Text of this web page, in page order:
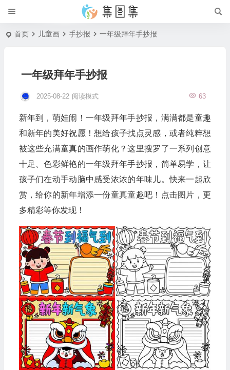
首页 儿童画 手抄报 一年级拜年手抄报
一年级拜年手抄报
2025-08-22 63
阅读模式
新年到，萌娃闹！一年级拜年手抄报，满满都是童趣
和新年的美好祝愿！想给孩子找点灵感，或者纯粹想
被这些充满童真的画作萌化？这里搜罗了一系列创意
十足、色彩鲜艳的一年级拜年手抄报，简单易学，让
孩子们在动手动脑中感受浓浓的年味儿。快来一起欣
赏，给你的新年增添一份童真童趣吧！点击图片，更
多精彩等你发现！